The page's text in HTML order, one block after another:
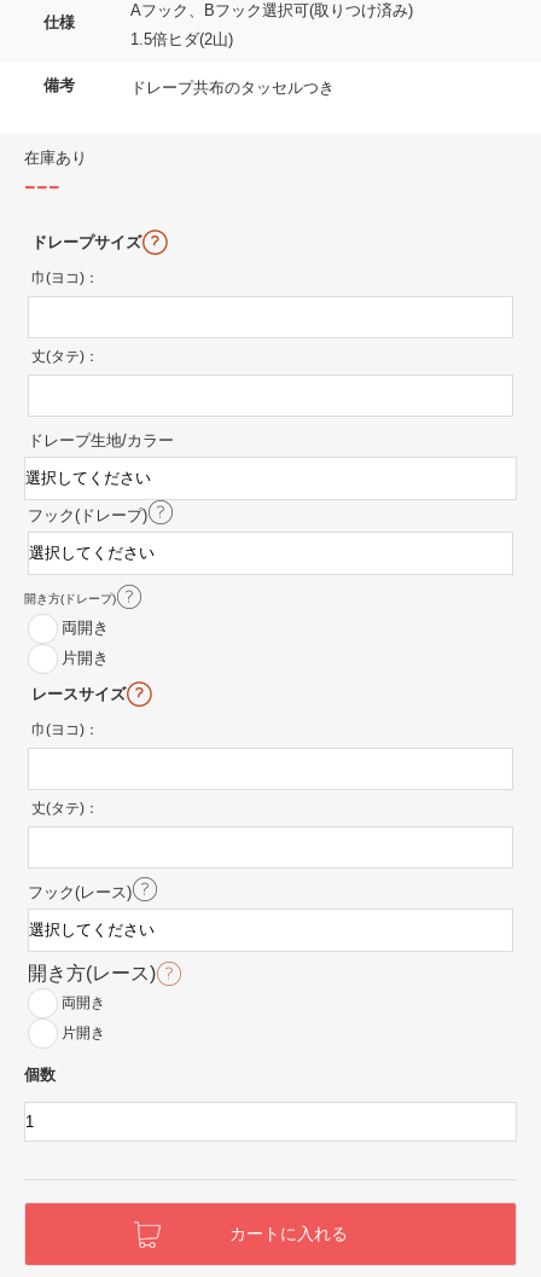
仕様
Aフック、Bフック選択可(取りつけ済み)
1.5倍ヒダ(2山)
備考 ドレープ共布のタッセルつき
在庫あり
---
ドレープサイズ
巾(ヨコ)：
丈(タテ)：
ドレープ生地/カラー
フック(ドレープ)
開き方(ドレープ)
両開き
片開き
レースサイズ
巾(ヨコ)：
丈(タテ)：
フック(レース)
開き方(レース)
両開き
片開き
個数